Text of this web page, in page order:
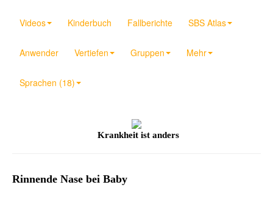
Videos Kinderbuch Fallberichte SBS Atlas
Anwender Vertiefen Gruppen Mehr
Sprachen (18)
Krankheit ist anders
Rinnende Nase bei Baby